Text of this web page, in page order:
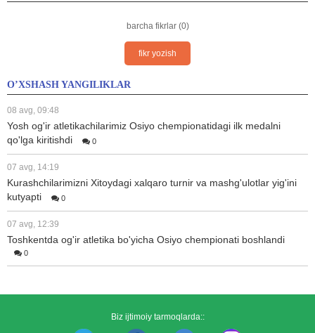
barcha fikrlar (0)
fikr yozish
O’XSHASH YANGILIKLAR
08 avg, 09:48
Yosh og'ir atletikachilarimiz Osiyo chempionatidagi ilk medalni
qo'lga kiritishdi
0
07 avg, 14:19
Kurashchilarimizni Xitoydagi xalqaro turnir va mashg'ulotlar yig'ini
kutyapti
0
07 avg, 12:39
Toshkentda og'ir atletika bo'yicha Osiyo chempionati boshlandi
0
Biz ijtimoiy tarmoqlarda::